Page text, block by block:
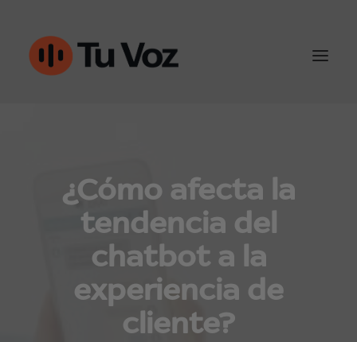
Ventas y outbound
IA & Automatización
Conoce Tu-Voz
Contacto
¿Cómo afecta la
tendencia del
chatbot a la
experiencia de
cliente?